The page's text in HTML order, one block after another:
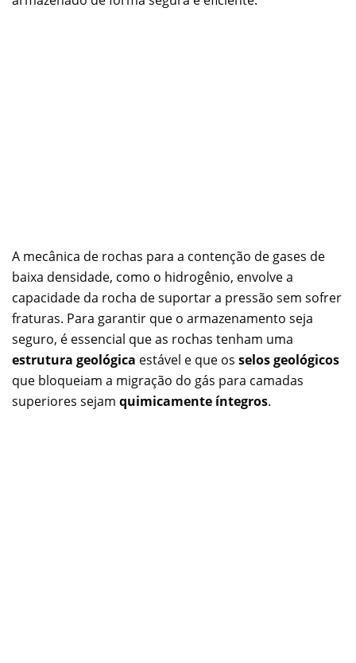
A mecânica de rochas para a contenção de gases de
baixa densidade, como o hidrogênio, envolve a
capacidade da rocha de suportar a pressão sem sofrer
fraturas. Para garantir que o armazenamento seja
seguro, é essencial que as rochas tenham uma
estrutura geológica estável e que os selos geológicos
que bloqueiam a migração do gás para camadas
superiores sejam quimicamente íntegros.